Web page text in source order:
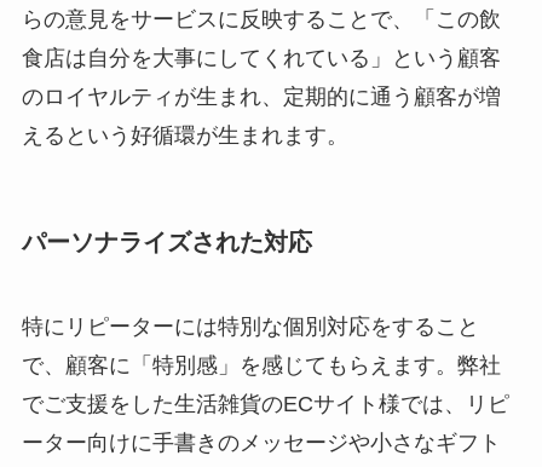
らの意見をサービスに反映することで、「この飲
食店は自分を大事にしてくれている」という顧客
のロイヤルティが生まれ、定期的に通う顧客が増
えるという好循環が生まれます。
パーソナライズされた対応
特にリピーターには特別な個別対応をすること
で、顧客に「特別感」を感じてもらえます。弊社
でご支援をした生活雑貨のECサイト様では、リピ
ーター向けに手書きのメッセージや小さなギフト